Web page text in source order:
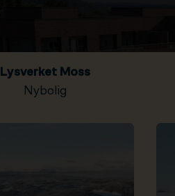
Lysverket Moss
Nybolig